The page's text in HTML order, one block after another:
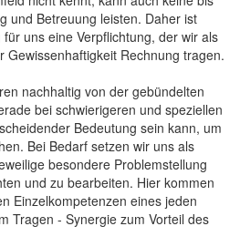
und Betreuung leisten. Daher ist
uns eine Verpflichtung, der wir als
Gewissenhaftigkeit Rechnung tragen.
nachhaltig von der gebündelten
bei schwierigeren und speziellen
Bedeutung sein kann, um
Bei Bedarf setzen wir uns als
besondere Problemstellung
und zu bearbeiten. Hier kommen
Einzelkompetenzen eines jeden
Tragen - Synergie zum Vorteil des